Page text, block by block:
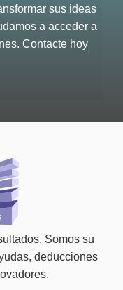
sus ideas
a acceder a
Contacte hoy
Somos su
deducciones